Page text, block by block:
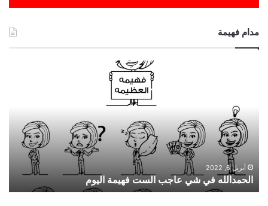
مدام فهيمة
ي
أبريل 6, 2022
الحمدالله في شي عاجب الست فهيمة اليوم